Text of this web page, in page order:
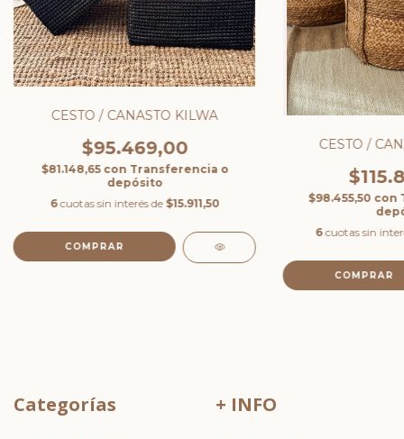
CESTO / CANASTO KILWA
$95.469,00
$81.148,65 con Transferencia o
depósito
6 cuotas sin interés de $15.911,50
COMPRAR
CESTO /
$98.455,50 con
6 cuotas sin
COMPRAR
Categorías + INFO